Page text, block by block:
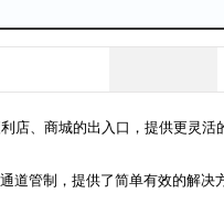
店、商城的出入口，提供更灵
道管制，提供了简单有效的解